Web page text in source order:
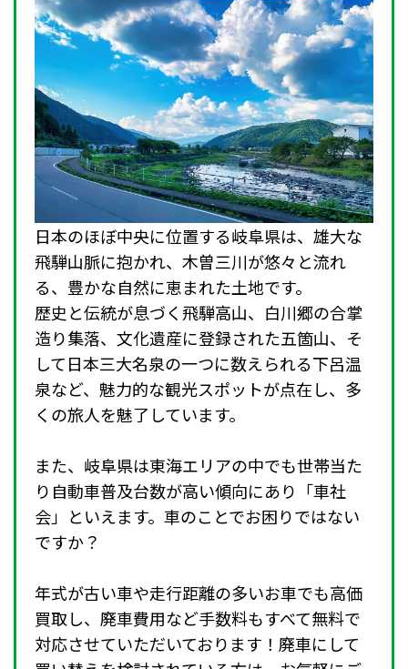
日本のほぼ中央に位置する岐阜県は、雄大な
飛騨山脈に抱かれ、木曽三川が悠々と流れ
る、豊かな自然に恵まれた土地です。
歴史と伝統が息づく飛騨高山、白川郷の合掌
造り集落、文化遺産に登録された五箇山、そ
して日本三大名泉の一つに数えられる下呂温
泉など、魅力的な観光スポットが点在し、多
くの旅人を魅了しています。
また、岐阜県は東海エリアの中でも世帯当た
り自動車普及台数が高い傾向にあり「車社
会」といえます。車のことでお困りではない
ですか？
年式が古い車や走行距離の多いお車でも高価
買取し、廃車費用など手数料もすべて無料で
対応させていただいております！廃車にして